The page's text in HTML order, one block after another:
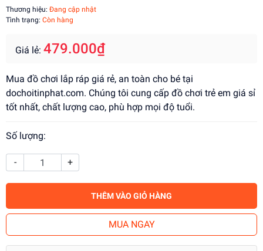
Thương hiệu: Đang cập nhật
Tình trạng: Còn hàng
Giá lẻ: 479.000₫
Mua đồ chơi lắp ráp giá rẻ, an toàn cho bé tại
dochoitinphat.com. Chúng tôi cung cấp đồ chơi trẻ em giá sỉ
tốt nhất, chất lượng cao, phù hợp mọi độ tuổi.
Số lượng:
- +
THÊM VÀO GIỎ HÀNG
MUA NGAY